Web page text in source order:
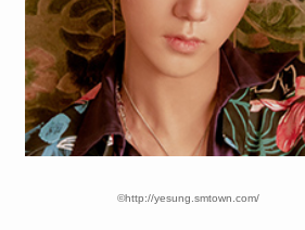
©http://yesung.smtown.com/